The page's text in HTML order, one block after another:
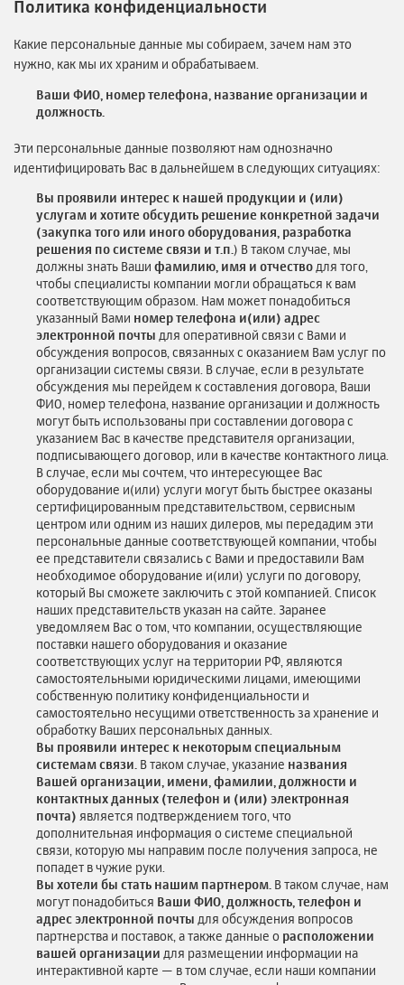
Политика конфиденциальности
Какие персональные данные мы собираем, зачем нам это
нужно, как мы их храним и обрабатываем.
Ваши ФИО, номер телефона, название организации и
должность.
Эти персональные данные позволяют нам однозначно
идентифицировать Вас в дальнейшем в следующих ситуациях:
Вы проявили интерес к нашей продукции и (или)
услугам и хотите обсудить решение конкретной задачи
(закупка того или иного оборудования, разработка
решения по системе связи и т.п. ) В таком случае, мы
должны знать Ваши фамилию, имя и отчество для того,
чтобы специалисты компании могли обращаться к вам
соответствующим образом. Нам может понадобиться
указанный Вами номер телефона и(или) адрес
электронной почты для оперативной связи с Вами и
обсуждения вопросов, связанных с оказанием Вам услуг по
организации системы связи. В случае, если в результате
обсуждения мы перейдем к составления договора, Ваши
ФИО, номер телефона, название организации и должность
могут быть использованы при составлении договора с
указанием Вас в качестве представителя организации,
подписывающего договор, или в качестве контактного лица.
В случае, если мы сочтем, что интересующее Вас
оборудование и(или) услуги могут быть быстрее оказаны
сертифицированным представительством, сервисным
центром или одним из наших дилеров, мы передадим эти
персональные данные соответствующей компании, чтобы
ее представители связались с Вами и предоставили Вам
необходимое оборудование и(или) услуги по договору,
который Вы сможете заключить с этой компанией. Список
наших представительств указан на сайте. Заранее
уведомляем Вас о том, что компании, осуществляющие
поставки нашего оборудования и оказание
соответствующих услуг на территории РФ, являются
самостоятельными юридическими лицами, имеющими
собственную политику конфиденциальности и
самостоятельно несущими ответственность за хранение и
обработку Ваших персональных данных.
Вы проявили интерес к некоторым специальным
системам связи. В таком случае, указание названия
Вашей организации, имени, фамилии, должности и
контактных данных (телефон и (или) электронная
почта) является подтверждением того, что
дополнительная информация о системе специальной
связи, которую мы направим после получения запроса, не
попадет в чужие руки.
Вы хотели бы стать нашим партнером. В таком случае, нам
могут понадобиться Ваши ФИО, должность, телефон и
адрес электронной почты для обсуждения вопросов
партнерства и поставок, а также данные о расположении
вашей организации для размещении информации на
интерактивной карте — в том случае, если наши компании